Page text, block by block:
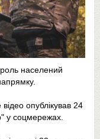
населений
відео опублікував 24
у соцмережах.